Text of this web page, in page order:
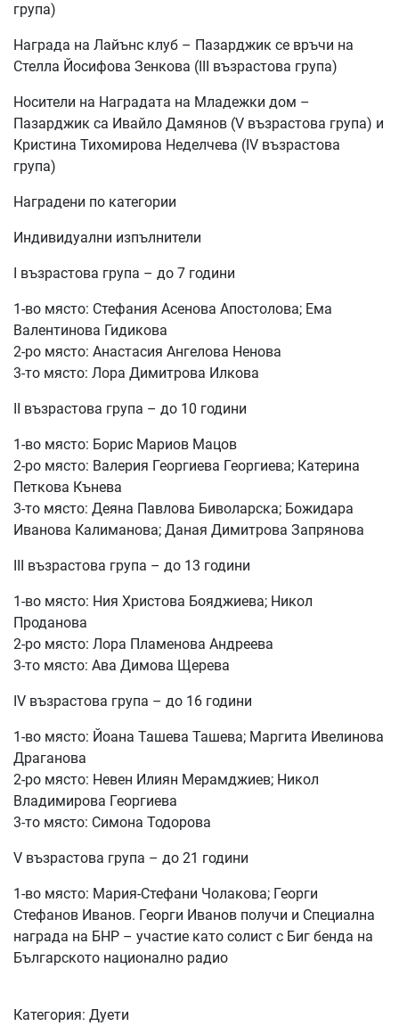
група)
Награда на Лайънс клуб – Пазарджик се връчи на
Стелла Йосифова Зенкова (III възрастова група)
Носители на Наградата на Младежки дом –
Пазарджик са Ивайло Дамянов (V възрастова група) и
Кристина Тихомирова Неделчева (IV възрастова
група)
Наградени по категории
Индивидуални изпълнители
I възрастова група – до 7 години
1-во място: Стефания Асенова Апостолова; Ема
Валентинова Гидикова
2-ро място: Анастасия Ангелова Ненова
3-то място: Лора Димитрова Илкова
II възрастова група – до 10 години
1-во място: Борис Мариов Мацов
2-ро място: Валерия Георгиева Георгиева; Катерина
Петкова Кънева
3-то място: Деяна Павлова Биволарска; Божидара
Иванова Калиманова; Даная Димитрова Запрянова
III възрастова група – до 13 години
1-во място: Ния Христова Бояджиева; Никол
Проданова
2-ро място: Лора Пламенова Андреева
3-то място: Ава Димова Щерева
IV възрастова група – до 16 години
1-во място: Йоана Ташева Ташева; Маргита Ивелинова
Драганова
2-ро място: Невен Илиян Мерамджиев; Никол
Владимирова Георгиева
3-то място: Симона Тодорова
V възрастова група – до 21 години
1-во място: Мария-Стефани Чолакова; Георги
Стефанов Иванов. Георги Иванов получи и Специална
награда на БНР – участие като солист с Биг бенда на
Българското национално радио
Категория: Дуети